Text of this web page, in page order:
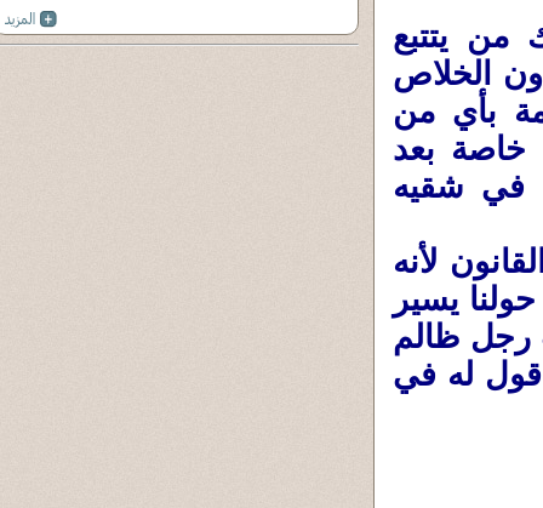
من يتتبع
الخلاص
بأي من
خاصة بعد
في شقيه
لأنه
يسير
رجل ظالم
له في